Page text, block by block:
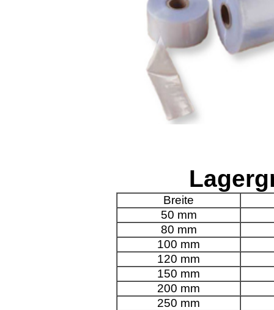
Breite
50 mm
80 mm
100 mm
120 mm
150 mm
200 mm
250 mm